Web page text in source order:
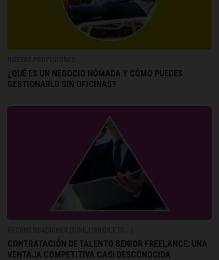
¿QUÉ ES UN NEGOCIO NÓMADA Y CÓMO PUEDES
GESTIONARLO SIN OFICINAS?
CONTRATACIÓN DE TALENTO SENIOR FREELANCE: UNA
VENTAJA COMPETITIVA CASI DESCONOCIDA